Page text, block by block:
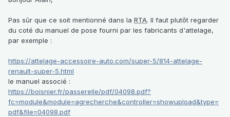
Pas sûr que ce soit mentionné dans la RTA. Il faut plutôt regarder
du coté du manuel de pose fourni par les fabricants d'attelage,
par exemple :
https://attelage-accessoire-auto.com/super-5/814-attelage-
renault-super-5.html
le manuel associé :
https://boisnier.fr/passerelle/pdf/04098.pdf?
fc=module&module=agrecherche&controller=showupload&type=
pdf&file=04098.pdf